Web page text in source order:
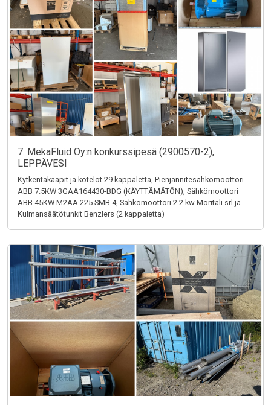
7. MekaFluid Oy:n konkurssipesä (2900570-2),
LEPPÄVESI
Kytkentäkaapit ja kotelot 29 kappaletta, Pienjännitesähkömoottori
ABB 7.5KW 3GAA164430-BDG (KÄYTTÄMÄTÖN), Sähkömoottori
ABB 45KW M2AA 225 SMB 4, Sähkömoottori 2.2 kw Moritali srl ja
Kulmansäätötunkit Benzlers (2 kappaletta)